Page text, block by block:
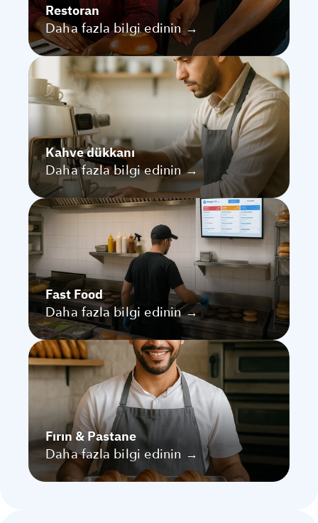
Restoran
Daha fazla bilgi edinin →
Kahve dükkanı
Daha fazla bilgi edinin →
Fast Food
Daha fazla bilgi edinin →
Fırın & Pastane
Daha fazla bilgi edinin →